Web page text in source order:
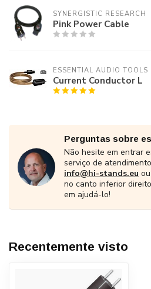
SYNERGISTIC RESEARCH
Pink Power Cable
ESSENTIAL AUDIO TOOLS
Current Conductor L
Perguntas sobre
Não hesite em entrar
serviço de
info@hi-stands.eu
no canto inferior
em ajudá-lo!
Recentemente visto